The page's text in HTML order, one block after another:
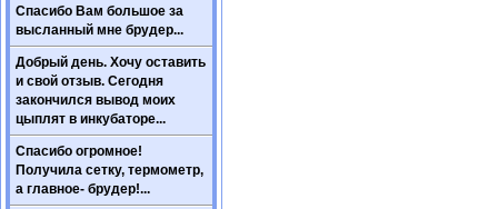
Спасибо Вам большое за
высланный мне брудер...
Добрый день. Хочу оставить
и свой отзыв. Сегодня
закончился вывод моих
цыплят в инкубаторе...
Спасибо огромное!
Получила сетку, термометр,
а главное- брудер!...